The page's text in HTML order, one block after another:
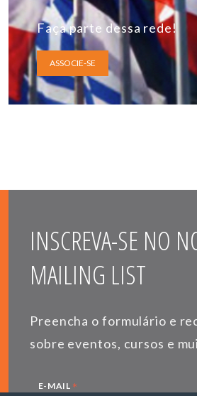
Faça parte dessa rede!
ASSOCIE-SE
INSCREVA-SE NO
MAILING LIST
Preencha o formulário e
sobre eventos, cursos e
E-MAIL *